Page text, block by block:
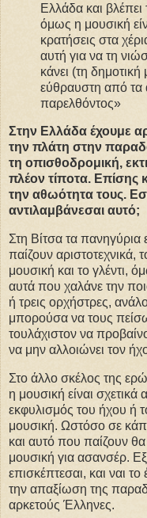
Ελλάδα και βλέπει
όμως η μουσική
κρατήσεις στα
αυτή για να τη
κάνει (τη
εύθραυστη από τα
παρελθόντος»
Στην Ελλάδα έχουμε
την πλάτη στην
τη οπισθοδρομική,
πλέον τίποτα. Επίσης
την αθωότητα τους.
αντιλαμβάνεσαι αυτό;
Στη Βίτσα τα πανηγύρια
παίζουν αριστοτεχνικά,
μουσική και το γλέντι,
αυτά που χαλάνε την
ή τρεις ορχήστρες,
μπορούσα να τους
τουλάχιστον να
να μην αλλοιώνει τον
Στο άλλο σκέλος της
η μουσική είναι
εκφυλισμός του ήχου ή
μουσική. Ωστόσο σε
και αυτό που παίζουν
μουσική για ασανσέρ.
επισκέπτεσαι, και ναι
την απαξίωση της
αρκετούς Έλληνες.